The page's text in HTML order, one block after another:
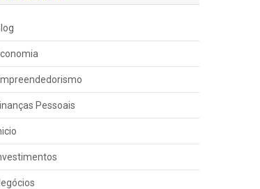
Pessoais